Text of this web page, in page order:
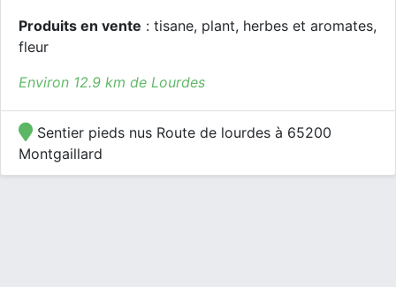
Produits en vente : tisane, plant, herbes et aromates,
fleur
Environ 12.9 km de Lourdes
Sentier pieds nus Route de lourdes à 65200
Montgaillard